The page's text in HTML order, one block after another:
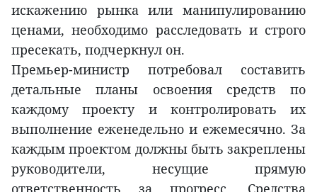
искажению рынка или манипулированию
ценами, необходимо расследовать и строго
пресекать, подчеркнул он.
Премьер-министр потребовал составить
детальные планы освоения средств по
каждому проекту и контролировать их
выполнение еженедельно и ежемесячно. За
каждым проектом должны быть закреплены
руководители, несущие прямую
ответственность за прогресс. Средства